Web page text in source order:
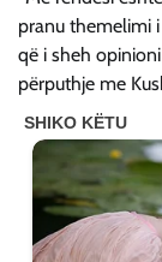
pranu themelimi
që i sheh
përputhje me